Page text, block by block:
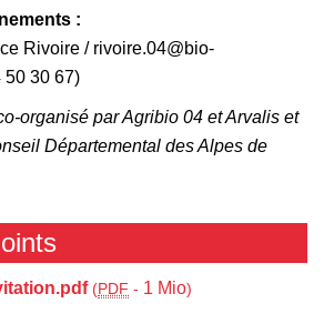
:
Rivoire / rivoire.04@bio-
50 30 67)
organisé par Agribio 04 et Arvalis et
Départemental des Alpes de
(PDF - 1 Mio)